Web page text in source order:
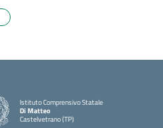
Istituto Comprensivo Statale
Di Matteo
Castelvetrano (TP)